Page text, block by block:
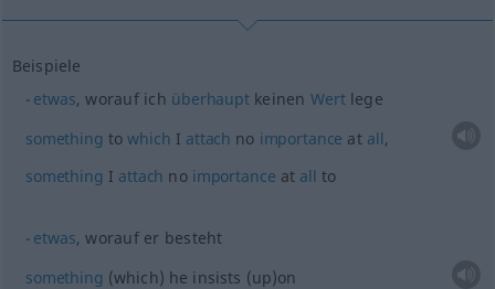
Beispiele
etwas, worauf ich überhauptkeinenWertlege
something towhich I attach no importance at all,
something I attach no importance at all to
etwas, worauf er besteht
something (which) he insists (up)on